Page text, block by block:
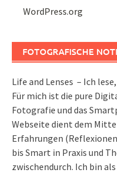
WordPress.org
FOTOGRAFISCHE
Life and Lenses – Ich
Für mich ist die pure
Fotografie und das
Webseite dient dem
Erfahrungen
bis Smart in Praxis und
zwischendurch. Ich bin